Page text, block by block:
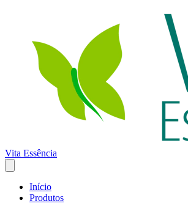
Vita Essência
Início
Produtos